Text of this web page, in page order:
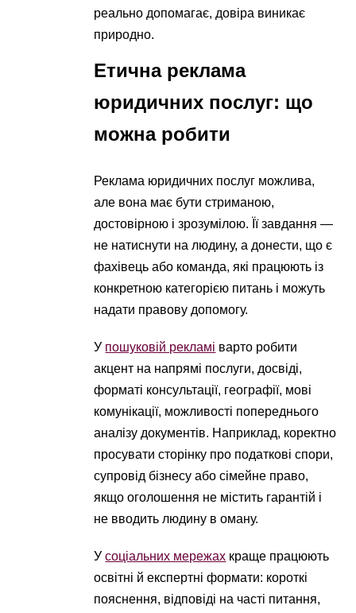
реально допомагає, довіра виникає
природно.
Етична реклама
юридичних послуг: що
можна робити
Реклама юридичних послуг можлива,
але вона має бути стриманою,
достовірною і зрозумілою. Її завдання —
не натиснути на людину, а донести, що є
фахівець або команда, які працюють із
конкретною категорією питань і можуть
надати правову допомогу.
У пошуковій рекламі варто робити
акцент на напрямі послуги, досвіді,
форматі консультації, географії, мові
комунікації, можливості попереднього
аналізу документів. Наприклад, коректно
просувати сторінку про податкові спори,
супровід бізнесу або сімейне право,
якщо оголошення не містить гарантій і
не вводить людину в оману.
Усоціальних мережах краще працюють
освітні й експертні формати: короткі
пояснення, відповіді на часті питання,